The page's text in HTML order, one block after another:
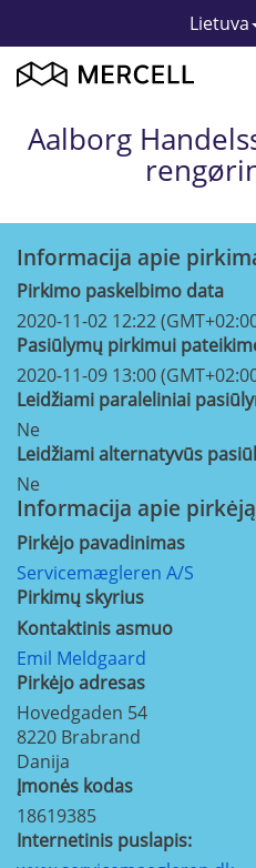
Lietuva
Aalborg
Informacija apie
Pirkimo paskelbimo data
2020-11-02 12:22
Pasiūlymų pirkimui
2020-11-09 13:00
Leidžiami paraleliniai
Ne
Leidžiami alternatyvūs
Ne
Informacija apie
Pirkėjo pavadinimas
Servicemægleren A/S
Pirkimų skyrius
Kontaktinis asmuo
Emil Meldgaard
Pirkėjo adresas
Hovedgaden 54
8220 Brabrand
Danija
Įmonės kodas
18619385
Internetinis puslapis: